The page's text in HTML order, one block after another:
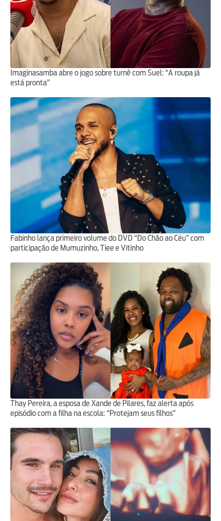
Imaginasamba abre o jogo sobre turnê com Suel: “A roupa já
está pronta”
Fabinho lança primeiro volume do DVD “Do Chão ao Céu” com
participação de Mumuzinho, Tiee e Vitinho
Thay Pereira, a esposa de Xande de Pilares, faz alerta após
episódio com a filha na escola: “Protejam seus filhos”